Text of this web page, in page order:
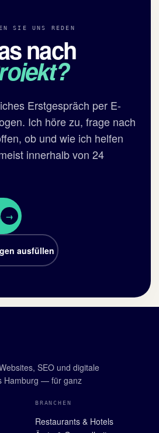
SIE UNS REDEN
nach
Erstgespräch per E-
Ich höre zu, frage nach
ob und wie ich helfen
innerhalb von 24
→
ausfüllen
SEO und digitale
Hamburg — für ganz
BRANCHEN
Restaurants & Hotels